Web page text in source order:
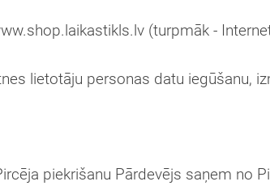
(turpmāk -
lietotāju personas datu iegūšanu,
piekrišanu Pārdevējs saņem no